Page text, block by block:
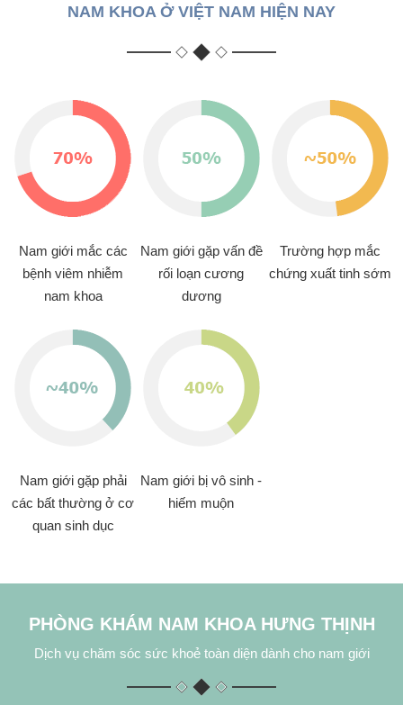
rối loạn cương
chứng xuất tinh sớm
Nam giới gặp phải
các bất thường ở cơ
Nam giới bị vô sinh -
hiếm muộn
PHÒNG KHÁM NAM KHOA HƯNG THỊNH
Dịch vụ chăm sóc sức khoẻ toàn diện dành cho nam giới
bác sĩ. Được biết đến là một địa chỉ phòng khám nam khoa uy tín
tại Hà Nội, phòng khám nam khoa Hưng Thịnh đã tạo dựng được
niềm tin trong lòng bệnh nhân với đội ngũ bác sĩ giàu kinh nghiệm
chuyên môn trong lĩnh vực bệnh lý về: bao quy đầu, xuất tinh
sớm, yếu sinh lý, viêm tinh hoàn, vô sinh... Kết hợp cùng hệ